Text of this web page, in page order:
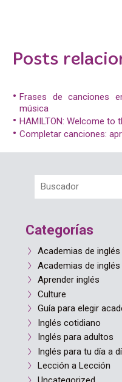
Posts
Frases de canciones
música
HAMILTON: Welcome to
Completar canciones:
Categorías
Academias de inglés
Academias de
Aprender inglés
Culture
Guía para elegir
Inglés cotidiano
Inglés para adultos
Inglés para tu día a
Lección a Lección